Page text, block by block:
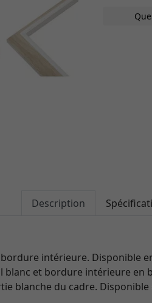
Description
intérieure. Disponible
et bordure intérieure en
blanche du cadre.